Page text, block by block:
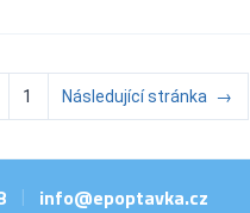
1 Následující stránka →
| info@epoptavka.cz